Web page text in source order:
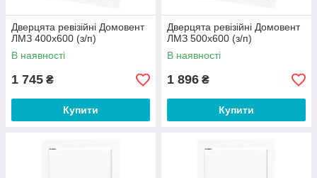
Дверцята ревізійні Домовент
ЛМЗ 400х600 (з/п)
В наявності
1 745 ₴
Купити
Дверцята ревізійні Домовент
ЛМЗ 500х600 (з/п)
В наявності
1 896 ₴
Купити